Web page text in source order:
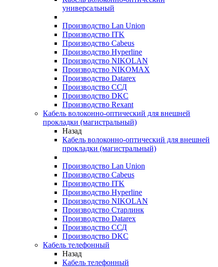
универсальный
Производство Lan Union
Производство ITK
Производство Cabeus
Производство Hyperline
Производство NIKOLAN
Производство NIKOMAX
Производство Datarex
Производство ССД
Производство DKC
Производство Rexant
Кабель волоконно-оптический для внешней
прокладки (магистральный)
Назад
Кабель волоконно-оптический для внешней
прокладки (магистральный)
Производство Lan Union
Производство Cabeus
Производство ITK
Производство Hyperline
Производство NIKOLAN
Производство Старлинк
Производство Datarex
Производство ССД
Производство DKC
Кабель телефонный
Назад
Кабель телефонный